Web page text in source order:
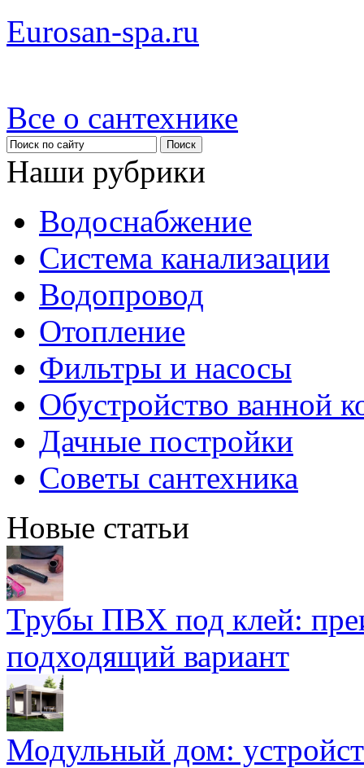
Eurosan-spa.ru
Все о сантехнике
Наши рубрики
Водоснабжение
Система канализации
Водопровод
Отопление
Фильтры и насосы
Обустройство ванной
Дачные постройки
Советы сантехника
Новые статьи
Трубы ПВХ под клей:
подходящий вариант
Модульный дом: